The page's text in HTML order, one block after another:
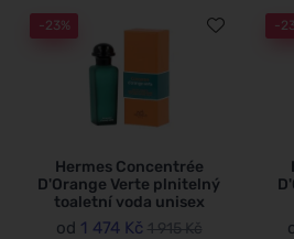
-23%
Hermes Concentrée
D'Orange Verte plnitelný
toaletní voda unisex
od 1 474 Kč 1 915 Kč
-